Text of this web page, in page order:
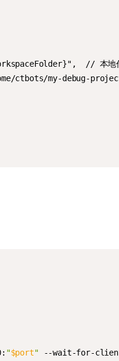
// 本地
ctbots/my-debug-project"
"$port" --wait-for-